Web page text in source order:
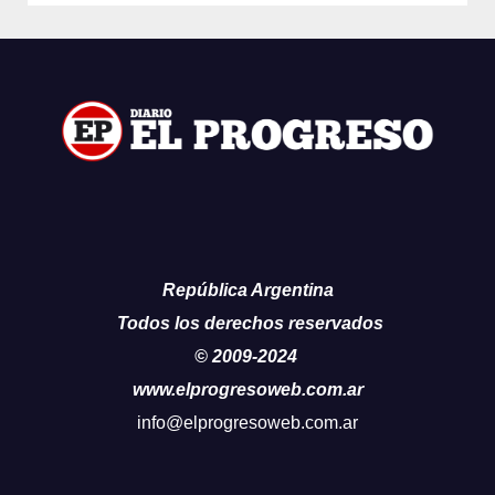
República Argentina
Todos los derechos reservados
© 2009-2024
www.elprogresoweb.com.ar
info@elprogresoweb.com.ar